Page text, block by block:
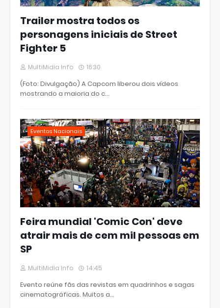
Trailer mostra todos os
personagens iniciais de Street
Fighter 5
MultiMidia Info 16:30
(Foto: Divulgação) A Capcom liberou dois vídeos
mostrando a maioria do c…
Eventos Nacionais
Feira mundial 'Comic Con' deve
atrair mais de cem mil pessoas em
SP
MultiMidia Info 14:45
Evento reúne fãs das revistas em quadrinhos e sagas
cinematográficas. Muitos a…